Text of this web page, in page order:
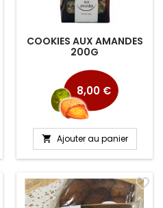
COOKIES AUX AMANDES
200G
Prix
8,00 €
 Ajouter au panier
favorite_border